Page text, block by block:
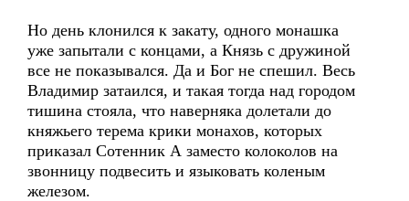
Но день клонился к закату, одного монашка
уже запытали с концами, а Князь с дружиной
все не показывался. Да и Бог не спешил. Весь
Владимир затаился, и такая тогда над городом
тишина стояла, что наверняка долетали до
княжьего терема крики монахов, которых
приказал Сотенник А заместо колоколов на
звонницу подвесить и языковать коленым
железом.